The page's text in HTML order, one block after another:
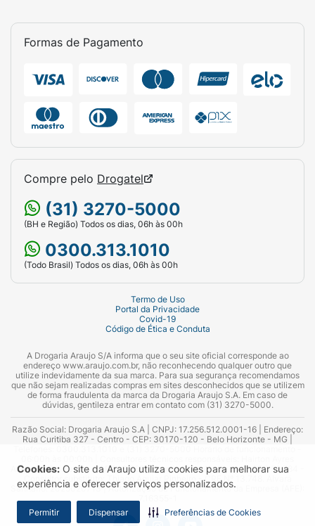
Cookies: O site da Araujo utiliza cookies para melhorar sua
experiência e oferecer serviços personalizados.
Permitir Dispensar Preferências de Cookies
Formas de Pagamento
Compre pelo Drogatel
(31) 3270-5000
(BH e Região) Todos os dias, 06h às 00h
0300.313.1010
(Todo Brasil) Todos os dias, 06h às 00h
Termo de Uso
Portal da Privacidade
Covid-19
Código de Ética e Conduta
A Drogaria Araujo S/A informa que o seu site oficial corresponde ao
endereço www.araujo.com.br, não reconhecendo qualquer outro que
utilize indevidamente da sua marca. Para sua segurança recomendamos
que não sejam realizadas compras em sites desconhecidos que se utilizem
de forma fraudulenta da marca da Drogaria Araujo S.A. Em caso de
dúvidas, gentileza entrar em contato com (31) 3270-5000.
Razão Social: Drogaria Araujo S.A | CNPJ: 17.256.512.0001-16 | Endereço:
Rua Curitiba 327 - Centro - CEP: 30170-120 - Belo Horizonte - MG |
Azevedo Guimarães – CRF 10.965 | Yasmin Silva Alvarenga – CRF 52.584 -
Consultor substituto: Thiago Aguiar Pinheiro - CRF Nº 13.748. Alvará
Sanitário: 2025020713 | Autorização de Funcionamento da Empresa (AFE):